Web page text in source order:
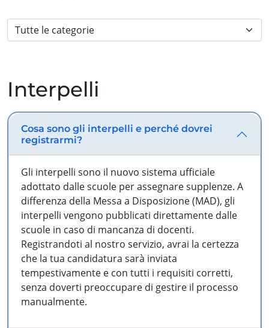
Interpelli
Cosa sono gli interpelli e perché dovrei
registrarmi?
Gli interpelli sono il nuovo sistema ufficiale
adottato dalle scuole per assegnare supplenze. A
differenza della Messa a Disposizione (MAD), gli
interpelli vengono pubblicati direttamente dalle
scuole in caso di mancanza di docenti.
Registrandoti al nostro servizio, avrai la certezza
che la tua candidatura sarà inviata
tempestivamente e con tutti i requisiti corretti,
senza doverti preoccupare di gestire il processo
manualmente.